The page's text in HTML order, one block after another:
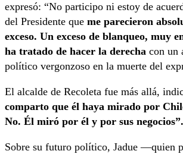
expresó: “No participo ni estoy de
del Presidente que me parecieron
exceso. Un exceso de blanqueo, muy
ha tratado de hacer la derecha con un
político vergonzoso en la muerte del
El alcalde de Recoleta fue más allá,
comparto que él haya mirado por
No. Él miró por él y por sus negocios”.
Sobre su futuro político, Jadue —quien